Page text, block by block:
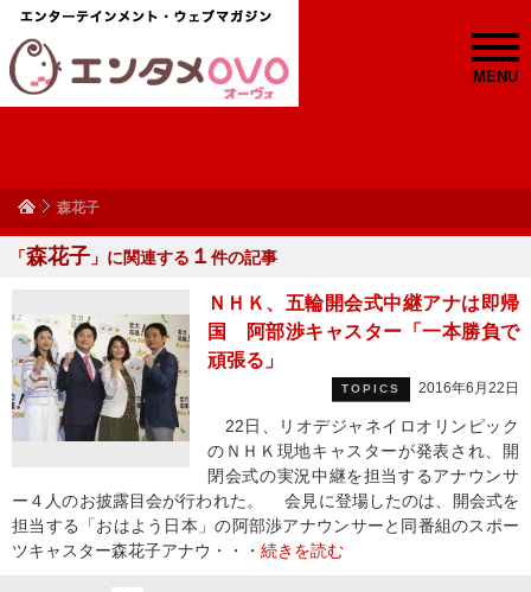
MENU
森花子
「森花子 」に関連する １ 件の記事
ＮＨＫ、五輪開会式中継アナは即帰
国 阿部渉キャスター「一本勝負で
頑張る」
TOPICS 2016年6月22日
22日、リオデジャネイロオリンピック
のＮＨＫ現地キャスターが発表され、開
閉会式の実況中継を担当するアナウンサ
ー４人のお披露目会が行われた。 会見に登場したのは、開会式を
担当する「おはよう日本」の阿部渉アナウンサーと同番組のスポー
ツキャスター森花子アナウ・・・ 続きを読む